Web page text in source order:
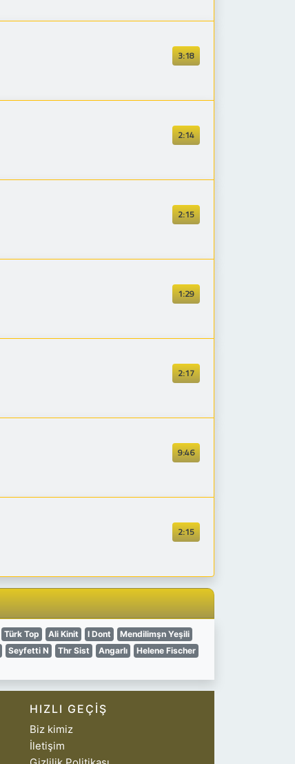
3:18
2:14
2:15
1:29
2:17
9:46
2:15
Türk Top Ali Kinit I Dont
Mendilimşn Yeşili
Seyfetti N Thr Sist Angarlı
Helene Fischer
HIZLI GEÇIŞ
Biz kimiz
İletişim